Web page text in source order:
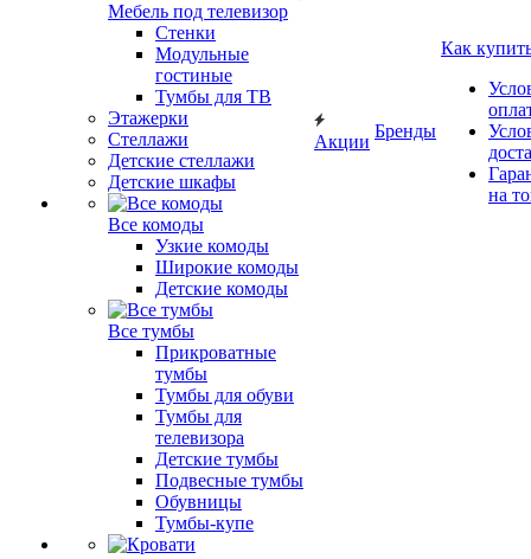
Мебель под телевизор
Стенки
Модульные
гостиные
Тумбы для ТВ
Этажерки
Стеллажи
Детские стеллажи
Детские шкафы
Все комоды
Узкие комоды
Широкие комоды
Детские комоды
Все тумбы
Прикроватные
тумбы
Тумбы для обуви
Тумбы для
телевизора
Детские тумбы
Подвесные тумбы
Обувницы
Тумбы-купе
Акции
Бренды
Как
на